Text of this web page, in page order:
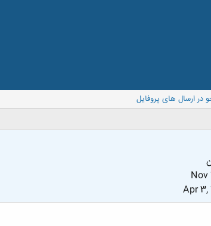
در ارسال های پروفایل
Nov
Apr 3,